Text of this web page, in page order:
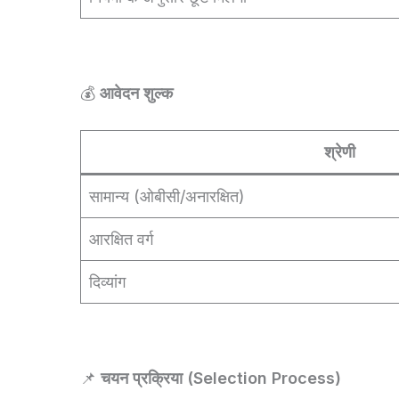
💰 आवेदन शुल्क
श्रेणी
सामान्य (ओबीसी/अनारक्षित)
आरक्षित वर्ग
दिव्यांग
📌चयन प्रक्रिया (Selection Process)